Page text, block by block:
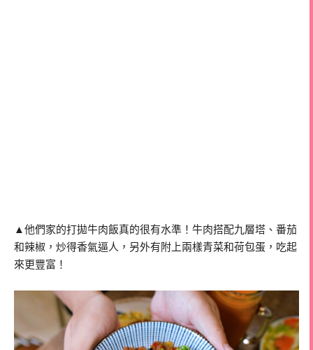
▲他們家的打拋牛肉飯真的很有水準！牛肉搭配九層塔、番茄
和辣椒，炒得香氣逼人，另外有附上兩樣青菜和荷包蛋，吃起
來更豐富！